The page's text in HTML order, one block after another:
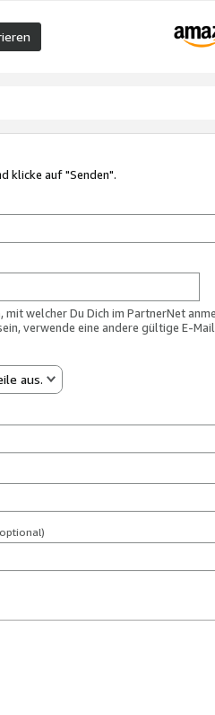
klicke auf "Senden".
mit welcher Du Dich im PartnerNet
verwende eine andere gültige E-
aus.